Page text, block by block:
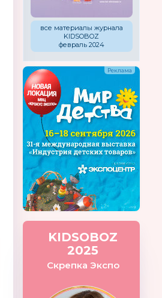
все материалы журнала
KIDSOBOZ
февраль 2024
KIDSOBOZ
2025
Скрепка Экспо